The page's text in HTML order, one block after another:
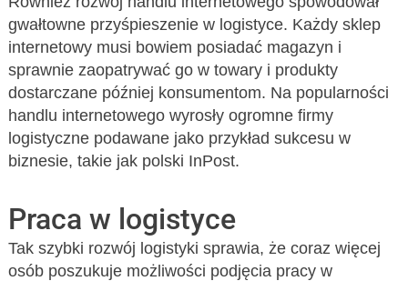
gwałtowne przyśpieszenie w logistyce. Każdy sklep
internetowy musi bowiem posiadać magazyn i
sprawnie zaopatrywać go w towary i produkty
dostarczane później konsumentom. Na popularności
handlu internetowego wyrosły ogromne firmy
logistyczne podawane jako przykład sukcesu w
biznesie, takie jak polski InPost.
Praca w logistyce
Tak szybki rozwój logistyki sprawia, że coraz więcej
osób poszukuje możliwości podjęcia pracy w